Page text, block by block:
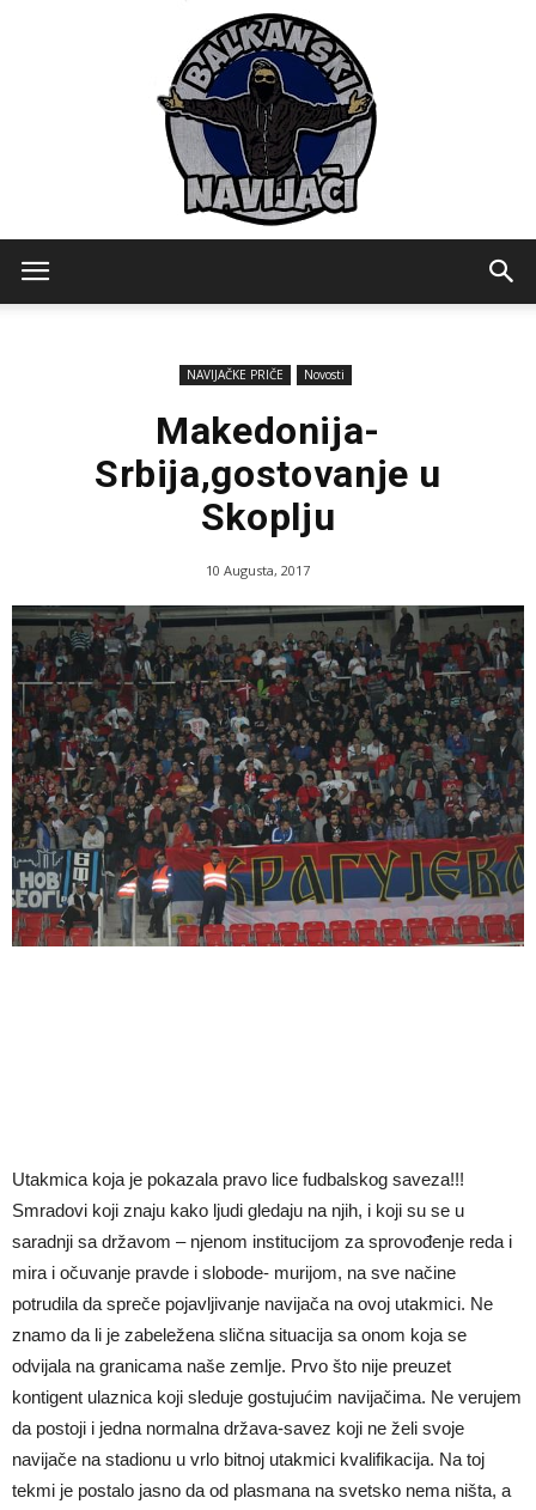
NAVIJAČKE PRIČE Novosti
Makedonija-
Srbija,gostovanje u
Skoplju
10 Augusta, 2017
Utakmica koja je pokazala pravo lice fudbalskog saveza!!!
Smradovi koji znaju kako ljudi gledaju na njih, i koji su se u
saradnji sa državom – njenom institucijom za sprovođenje reda i
mira i očuvanje pravde i slobode- murijom, na sve načine
potrudila da spreče pojavljivanje navijača na ovoj utakmici. Ne
znamo da li je zabeležena slična situacija sa onom koja se
odvijala na granicama naše zemlje. Prvo što nije preuzet
kontigent ulaznica koji sleduje gostujućim navijačima. Ne verujem
da postoji i jedna normalna država-savez koji ne želi svoje
navijače na stadionu u vrlo bitnoj utakmici kvalifikacija. Na toj
tekmi je postalo jasno da od plasmana na svetsko nema ništa, a